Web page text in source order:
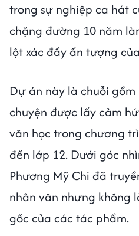
trong sự nghiệp ca hát
chặng đường 10 năm
lột xác đầy ấn tượng
Dự án này là chuỗi
chuyện được lấy cảm
văn học trong chương
đến lớp 12. Dưới góc
Phương Mỹ Chi đã
nhân văn nhưng không
gốc của các tác phẩm.